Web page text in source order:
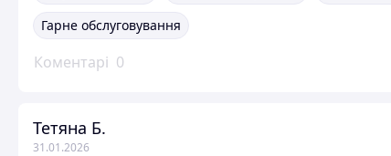
Гарне обслуговування
Коментарі 0
Тетяна Б.
31.01.2026